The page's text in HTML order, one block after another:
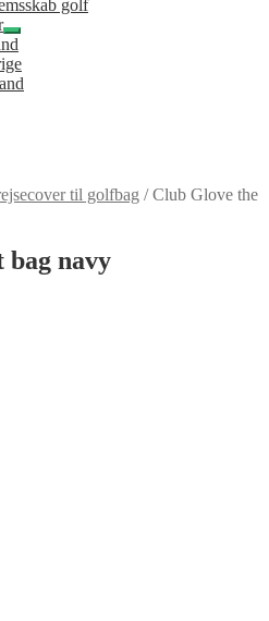
golf
Udfold
undermenu
til golfbag /Club Glove the
bag navy